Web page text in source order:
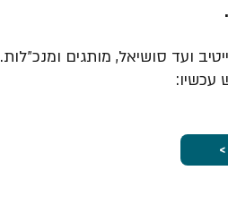
ועד סושיאל, מותגים ומנכ״לות.